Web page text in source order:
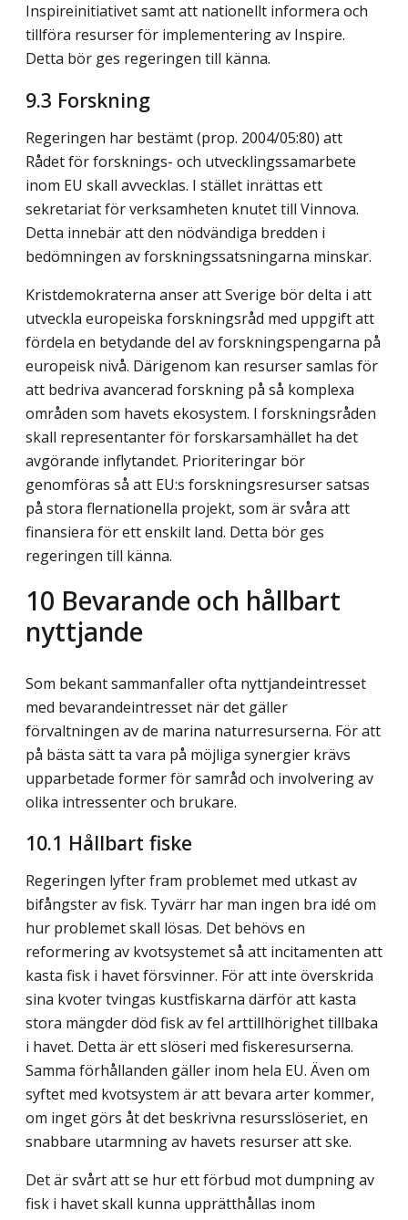
Inspireinitiativet samt att nationellt informera och
tillföra resurser för implementering av Inspire.
Detta bör ges regeringen till känna.
9.3 Forskning
Regeringen har bestämt (prop. 2004/05:80) att
Rådet för forsknings- och utvecklingssamarbete
inom EU skall avvecklas. I stället inrättas ett
sekretariat för verksamheten knutet till Vinnova.
Detta innebär att den nödvändiga bredden i
bedömningen av forskningssatsningarna minskar.
Kristdemokraterna anser att Sverige bör delta i att
utveckla europeiska forskningsråd med uppgift att
fördela en betydande del av forskningspengarna på
europeisk nivå. Därigenom kan resurser samlas för
att bedriva avancerad forskning på så komplexa
områden som havets ekosystem. I forskningsråden
skall representanter för forskarsamhället ha det
avgörande inflytandet. Prioriteringar bör
genomföras så att EU:s forskningsresurser satsas
på stora flernationella projekt, som är svåra att
finansiera för ett enskilt land. Detta bör ges
regeringen till känna.
10 Bevarande och hållbart
nyttjande
Som bekant sammanfaller ofta nyttjandeintresset
med bevarandeintresset när det gäller
förvaltningen av de marina naturresurserna. För att
på bästa sätt ta vara på möjliga synergier krävs
upparbetade former för samråd och involvering av
olika intressenter och brukare.
10.1 Hållbart fiske
Regeringen lyfter fram problemet med utkast av
bifångster av fisk. Tyvärr har man ingen bra idé om
hur problemet skall lösas. Det behövs en
reformering av kvotsystemet så att incitamenten att
kasta fisk i havet försvinner. För att inte överskrida
sina kvoter tvingas kustfiskarna därför att kasta
stora mängder död fisk av fel arttillhörighet tillbaka
i havet. Detta är ett slöseri med fiskeresurserna.
Samma förhållanden gäller inom hela EU. Även om
syftet med kvotsystem är att bevara arter kommer,
om inget görs åt det beskrivna resursslöseriet, en
snabbare utarmning av havets resurser att ske.
Det är svårt att se hur ett förbud mot dumpning av
fisk i havet skall kunna upprätthållas inom